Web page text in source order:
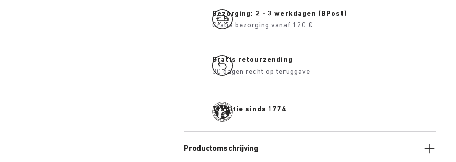
Bezorging: 2 - 3 werkdagen (BPost)
Gratis bezorging vanaf 120 €
Gratis retourzending
30 dagen recht op teruggave
Traditie sinds 1774
Productomschrijving